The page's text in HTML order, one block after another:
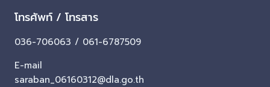
โทรศัพท์ / โทรสาร
036-706063 / 061-6787509
E-mail
saraban_06160312@dla.go.th